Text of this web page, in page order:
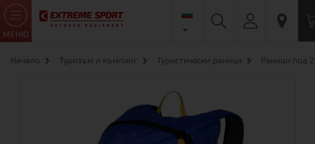
МЕНЮ
Начало Туризъм и къмпинг Туристически раници Раници под